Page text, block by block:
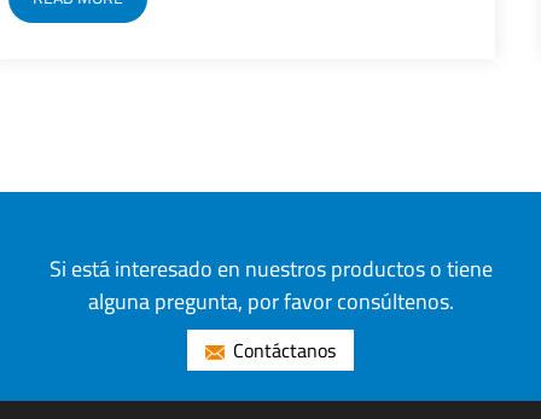
Si está interesado en nuestros productos o tiene
alguna pregunta, por favor consúltenos.
Contáctanos